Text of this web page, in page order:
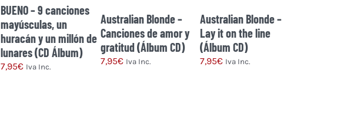
BUENO – 9 canciones
mayúsculas, un
huracán y un millón de
lunares (CD Álbum)
7,95€ Iva Inc.
Australian Blonde –
Canciones de amor y
gratitud (Álbum CD)
7,95€ Iva Inc.
Australian Blonde –
Lay it on the line
(Álbum CD)
7,95€ Iva Inc.